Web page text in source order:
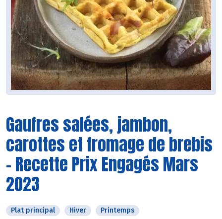
Gaufres salées, jambon,
carottes et fromage de brebis
- Recette Prix Engagés Mars
2023
Plat principal Hiver Printemps